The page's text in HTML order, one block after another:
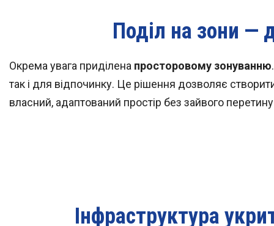
Поділ на зони —
Окрема увага приділена просторовому зонуванню
так і для відпочинку. Це рішення дозволяє
власний, адаптований простір без зайвого перетину
Інфраструктура